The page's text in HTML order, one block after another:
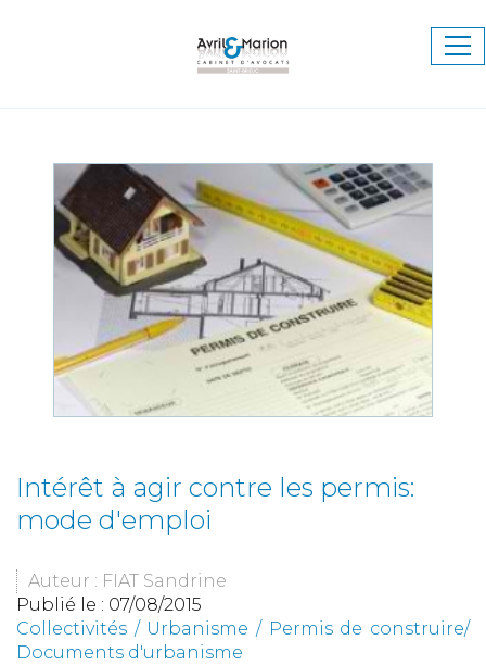
Intérêt à agir contre les permis:
mode d'emploi
Auteur : FIAT Sandrine
Publié le : 07/08/2015
Collectivités / Urbanisme / Permis de construire/
Documents d'urbanisme